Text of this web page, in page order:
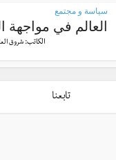
سياسة و مجتمع
العالم في مواجهة
الكاتب: شروق
تابعنا